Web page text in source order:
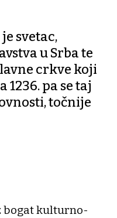
svetac,
u Srba te
crkve koji
1236. pa se taj
točnije
bogat kulturno-